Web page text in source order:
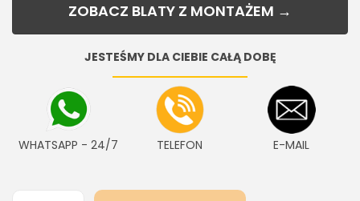
ZOBACZ BLATY Z MONTAŻEM →
JESTEŚMY DLA CIEBIE CAŁĄ DOBĘ
WHATSAPP - 24/7 TELEFON E-MAIL